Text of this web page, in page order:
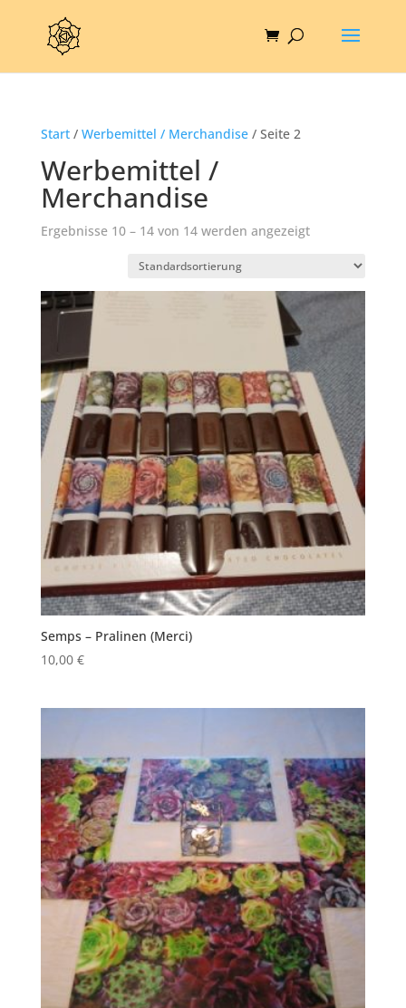
Start/ Werbemittel / Merchandise/ Seite 2
Werbemittel /
Merchandise
Ergebnisse 10 – 14 von 14 werden angezeigt
Semps – Pralinen (Merci)
10,00 €